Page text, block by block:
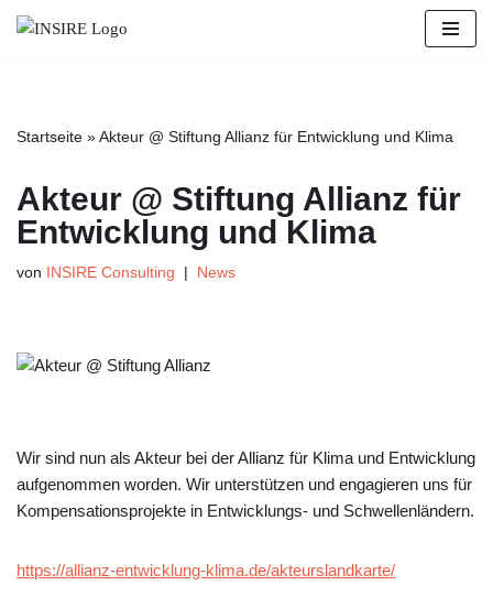
Startseite »Akteur @ Stiftung Allianz für Entwicklung und Klima
Akteur @ Stiftung Allianz für
Entwicklung und Klima
von INSIRE Consulting News
Wir sind nun als Akteur bei der Allianz für Klima und Entwicklung
aufgenommen worden. Wir unterstützen und engagieren uns für
Kompensationsprojekte in Entwicklungs- und Schwellenländern.
https://allianz-entwicklung-klima.de/akteurslandkarte/